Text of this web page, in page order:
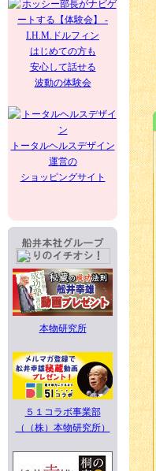
はじめての方も
安心して話せる
波動の体験会
トータルヘルスデザイン
運営の
ショッピングサイト
本物研究所
５１コラボ事業部
（（株）本物研究所）